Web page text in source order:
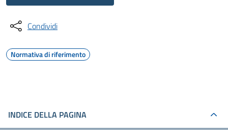
Condividi
Normativa di riferimento
INDICE DELLA PAGINA